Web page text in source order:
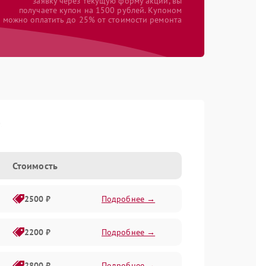
получаете купон на 1500 рублей. Купоном
можно оплатить до 25% от стоимости ремонта
Стоимость
2500 ₽ Подробнее →
2200 ₽ Подробнее →